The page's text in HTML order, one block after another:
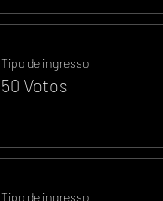
Tipo de ingresso
50 Votos
Tipo de ingresso